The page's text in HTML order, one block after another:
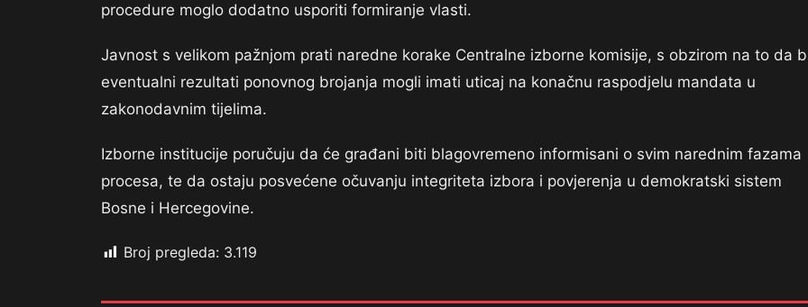
procedure moglo dodatno usporiti formiranje vlasti.
Javnost s velikom pažnjom prati naredne korake Centralne izborne komisije, s obzirom na to da
eventualni rezultati ponovnog brojanja mogli imati uticaj na konačnu raspodjelu mandata u
zakonodavnim tijelima.
Izborne institucije poručuju da će građani biti blagovremeno informisani o svim narednim fazama
procesa, te da ostaju posvećene očuvanju integriteta izbora i povjerenja u demokratski sistem
Bosne i Hercegovine.
Broj pregleda: 3.119